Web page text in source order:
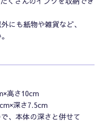
にも紙物や雑貨など、
高さ10cm
深さ7.5cm
、本体の深さと併せて